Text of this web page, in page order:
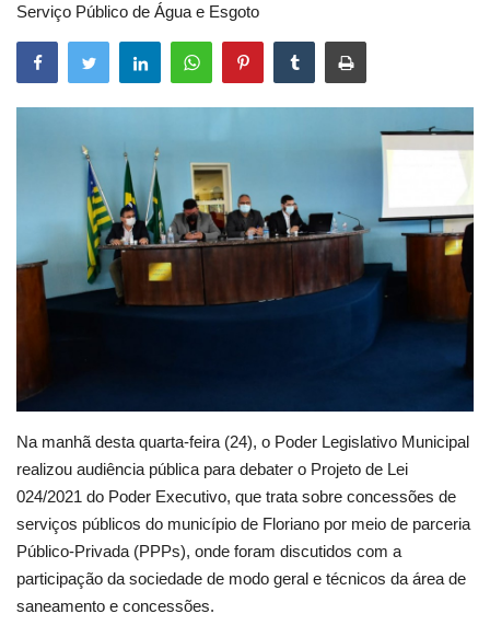
Notícias
Vídeos
Webmail
Serviço Público de Água e Esgoto
Na manhã desta quarta-feira (24), o Poder Legislativo Municipal
realizou audiência pública para debater o Projeto de Lei
024/2021 do Poder Executivo, que trata sobre concessões de
serviços públicos do município de Floriano por meio de parceria
Público-Privada (PPPs), onde foram discutidos com a
participação da sociedade de modo geral e técnicos da área de
saneamento e concessões.